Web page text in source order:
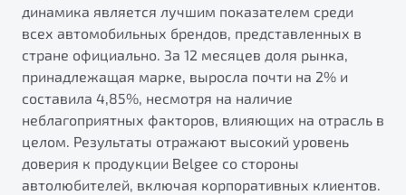
Обзор В наличии
X70
Подробно
Автомобили в наличии
Тест-драйв
Автокредит
Спецпредложения
Будьте еще более уверены на дорогах с программой
"Помощь на дорогах"
Преимущества программы
динамика является лучшим показателем среди
всех автомобильных брендов, представленных в
стране официально. За 12 месяцев доля рынка,
принадлежащая марке, выросла почти на 2% и
составила 4,85%, несмотря на наличие
неблагоприятных факторов, влияющих на отрасль в
целом. Результаты отражают высокий уровень
доверия к продукции Belgee со стороны
автолюбителей, включая корпоративных клиентов.